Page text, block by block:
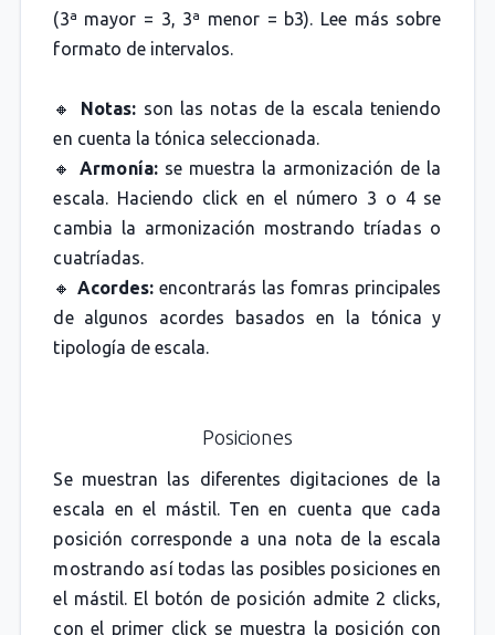
(3ª mayor = 3, 3ª menor = b3). Lee más sobre
formato de intervalos.
🔸 Notas: son las notas de la escala teniendo
en cuenta la tónica seleccionada.
🔸Armonía:se muestra la armonización de la
escala. Haciendo click en el número 3 o 4 se
cambia la armonización mostrando tríadas o
cuatríadas.
🔸 Acordes: encontrarás las fomras principales
de algunos acordes basados en la tónica y
tipología de escala.
Posiciones
Se muestran las diferentes digitaciones de la
escala en el mástil. Ten en cuenta que cada
posición corresponde a una nota de la escala
mostrando así todas las posibles posiciones en
el mástil. El botón de posición admite 2 clicks,
con el primer click se muestra la posición con